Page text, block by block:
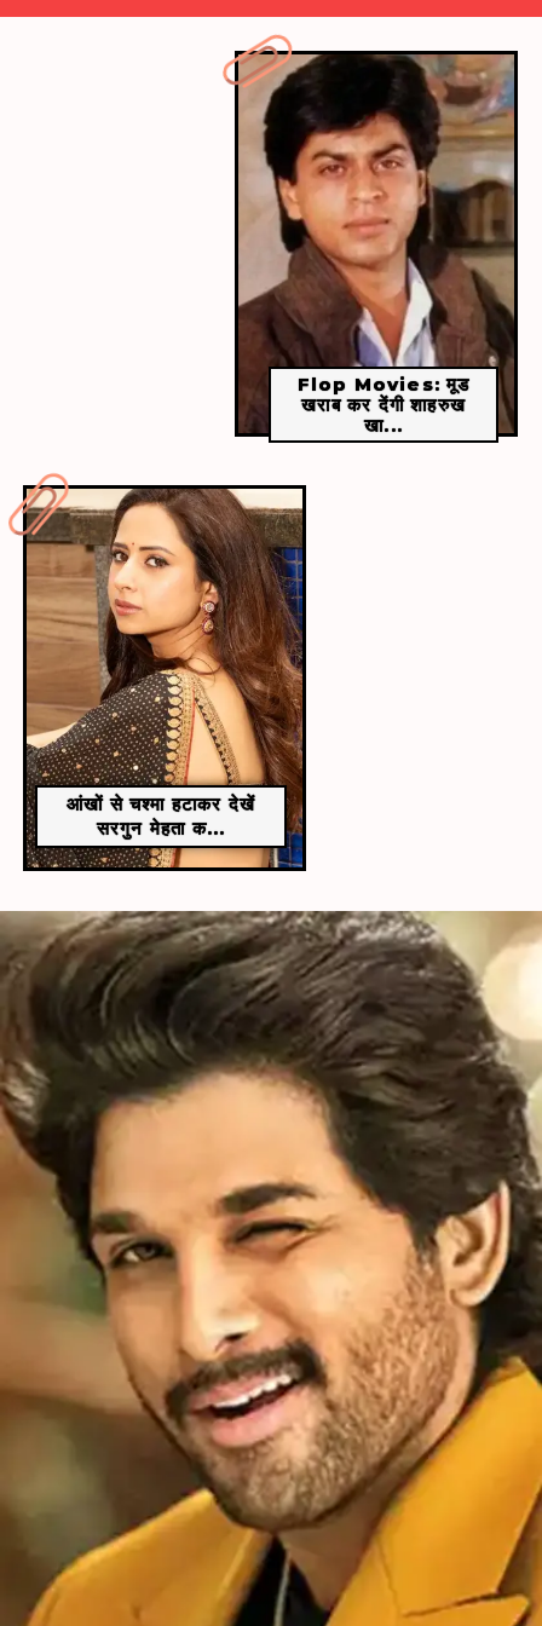
इस फिल्म की कहानी बचपन के दोस्तों की है, जो बड़े होकर
एक ही लड़की से प्यार करने लगते हैं
Flop Movies: मूड
खराब कर देंगी शाहरुख
खा...
आंखों से चश्मा हटाकर देखें
सरगुन मेहता क...